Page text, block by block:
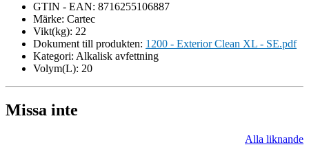
GTIN - EAN: 8716255106887
Märke: Cartec
Vikt(kg): 22
Dokument till produkten: 1200 - Exterior Clean XL - SE.pdf
Kategori: Alkalisk avfettning
Volym(L): 20
Missa inte
Alla liknande